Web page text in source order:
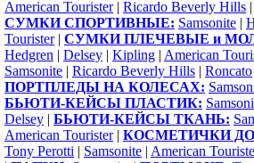
American Tourister| Ricardo Beverly Hills |
СУМКИ СПОРТИВНЫЕ: Samsonite |
Tourister| СУМКИ ПЛЕЧЕВЫЕ и
Hedgren | Delsey | Kipling | American
Samsonite | Ricardo Beverly Hills | Roncato
ПОРТПЛЕДЫ НА КОЛЕСАХ:
БЬЮТИ-КЕЙСЫ ПЛАСТИК:
Delsey | БЬЮТИ-КЕЙСЫ ТКАНЬ:
American Tourister| КОСМЕТИЧКИ
Tony Perotti | Samsonite | American